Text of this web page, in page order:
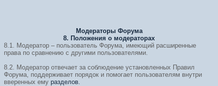
Модераторы Форума
8. Положения о модераторах
8.1. Модератор – пользователь Форума, имеющий расширенные
права по сравнению с другими пользователями.
8.2. Модератор отвечает за соблюдение установленных Правил
Форума, поддерживает порядок и помогает пользователям внутри
вверенных ему разделов.